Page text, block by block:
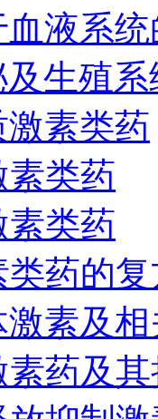
液系
生殖
素类药
类药
类药
类药的
素及
药及